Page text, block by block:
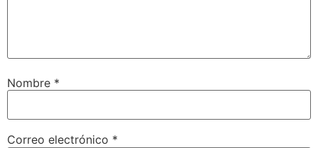
Nombre *
Correo electrónico *